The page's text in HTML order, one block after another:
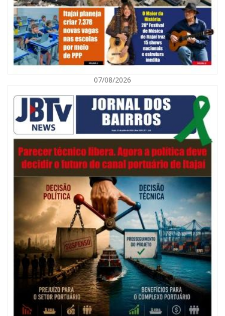
Navegantes celebra 64 anos com shows nacionais de Ferrugem, Banda
Morada e Chiquito & Bordoneio
ITAJAÍ
07/08/2026